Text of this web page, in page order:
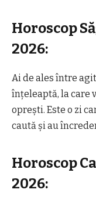
Horoscop
2026:
Ai de ales între
înțeleaptă, la care
oprești. Este o zi
caută și au
Horoscop
2026: